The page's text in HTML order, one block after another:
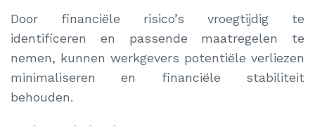
Door financiële risico’s vroegtijdig te
identificeren en passende maatregelen te
nemen, kunnen werkgevers potentiële verliezen
minimaliseren en financiële stabiliteit
behouden.